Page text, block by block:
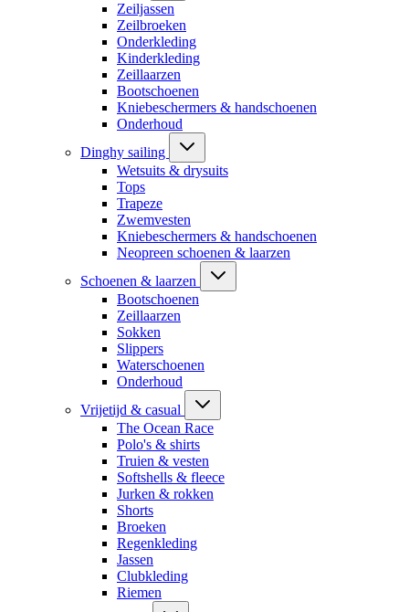
Zeiljassen
Zeilbroeken
Onderkleding
Kinderkleding
Zeillaarzen
Bootschoenen
Kniebeschermers & handschoenen
Onderhoud
Dinghy sailing
Wetsuits & drysuits
Tops
Trapeze
Zwemvesten
Kniebeschermers & handschoenen
Neopreen schoenen & laarzen
Schoenen & laarzen
Bootschoenen
Zeillaarzen
Sokken
Slippers
Waterschoenen
Onderhoud
Vrijetijd & casual
The Ocean Race
Polo's & shirts
Truien & vesten
Softshells & fleece
Jurken & rokken
Shorts
Broeken
Regenkleding
Jassen
Clubkleding
Riemen